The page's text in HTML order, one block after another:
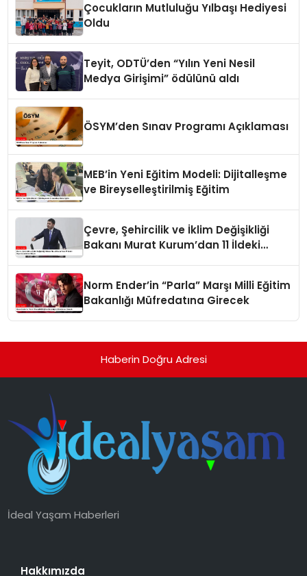
Çocukların Mutluluğu Yılbaşı Hediyesi
Oldu
Teyit, ODTÜ’den “Yılın Yeni Nesil
Medya Girişimi” ödülünü aldı
ÖSYM’den Sınav Programı Açıklaması
MEB’in Yeni Eğitim Modeli: Dijitalleşme
ve Bireyselleştirilmiş Eğitim
Çevre, Şehircilik ve İklim Değişikliği
Bakanı Murat Kurum’dan 11 İldeki
Norm Ender’in “Parla” Marşı Milli Eğitim
Bakanlığı Müfredatına Girecek
Haberin Doğru Adresi
İdeal Yaşam Haberleri
Hakkımızda